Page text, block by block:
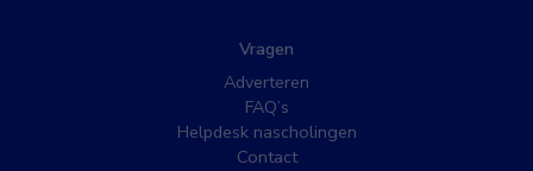
Vragen
Adverteren
FAQ’s
Helpdesk nascholingen
Contact